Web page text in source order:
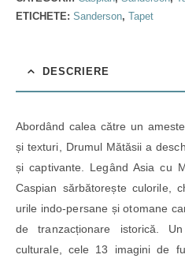
ETICHETE: Sanderson, Tapet
DESCRIERE
Abordând calea către un
și texturi, Drumul Mătăsii a
și captivante. Legând Asia cu
Caspian sărbătorește culorile,
urile indo-persane și otomane
de tranzacționare istorică.
culturale, cele 13 imagini de